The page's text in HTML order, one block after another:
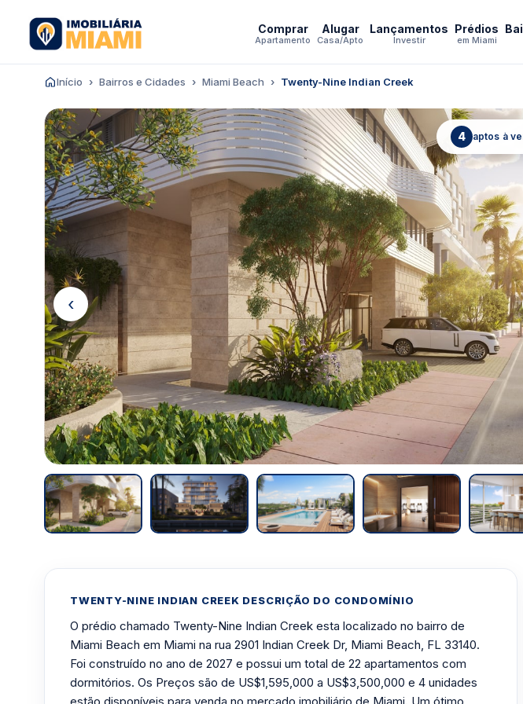
Comprar
Apartamento
Alugar
Casa/Apto
Lançamentos
Investir
Prédios
em Miami
Início Bairros e Cidades Miami Beach Twenty-Nine Indian Creek
4 aptos à
‹
TWENTY-NINE INDIAN CREEK DESCRIÇÃO DO CONDOMÍNIO
O prédio chamado Twenty-Nine Indian Creek esta localizado no bairro de
Miami Beach em Miami na rua 2901 Indian Creek Dr, Miami Beach, FL 33140.
Foi construído no ano de 2027 e possui um total de 22 apartamentos com
dormitórios. Os Preços são de US$1,595,000 a US$3,500,000 e 4 unidades